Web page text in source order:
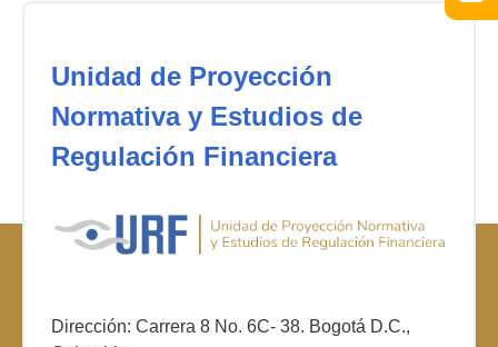
Unidad de Proyección
Normativa y Estudios de
Regulación Financiera
Dirección: Carrera 8 No. 6C- 38. Bogotá D.C.,